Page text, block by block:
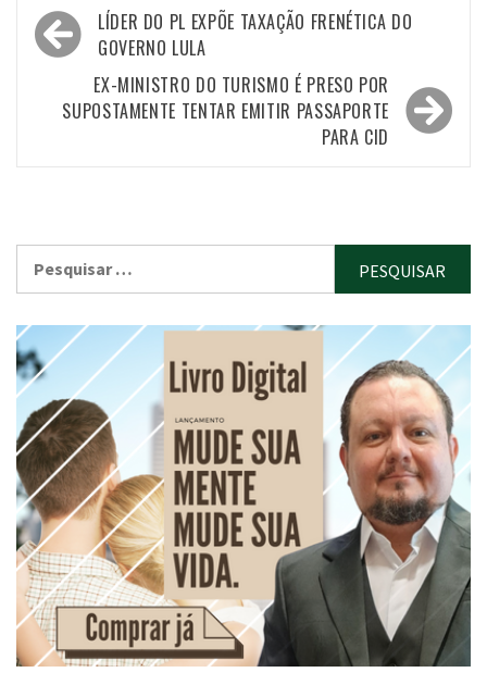
Navegação
de
Post
LÍDER DO PL EXPÕE TAXAÇÃO FRENÉTICA DO
GOVERNO LULA
EX-MINISTRO DO TURISMO É PRESO POR
SUPOSTAMENTE TENTAR EMITIR PASSAPORTE
PARA CID